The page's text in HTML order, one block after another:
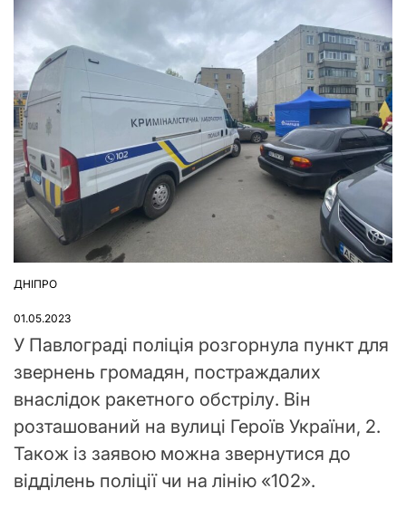
ОПУБЛІКУВАТИ
ДНІПРО
01.05.2023
У Павлограді поліція розгорнула пункт для
звернень громадян, постраждалих
внаслідок ракетного обстрілу. Він
розташований на вулиці Героїв України, 2.
Також із заявою можна звернутися до
відділень поліції чи на лінію «102».